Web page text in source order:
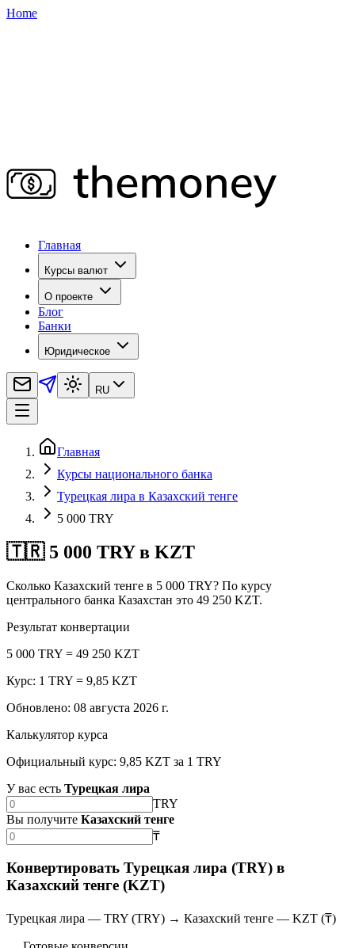
Home
Главная
Курсы валют
О проекте
Блог
Банки
Юридическое
RU
Главная
Курсы национального банка
Турецкая лира в Казахский тенге
5 000 TRY
🇹🇷 5 000 TRY в KZT
Сколько Казахский тенге в 5 000 TRY? По курсу
центрального банка Казахстан это 49 250 KZT.
Результат конвертации
5 000 TRY = 49 250 KZT
Курс: 1 TRY = 9,85 KZT
Обновлено: 08 августа 2026 г.
Калькулятор курса
Официальный курс: 9,85 KZT за 1 TRY
У вас есть Турецкая лира
TRY
Вы получите Казахский тенге
₸
Конвертировать Турецкая лира (TRY) в
Казахский тенге (KZT)
Турецкая лира — TRY (TRY) → Казахский тенге — KZT (₸)